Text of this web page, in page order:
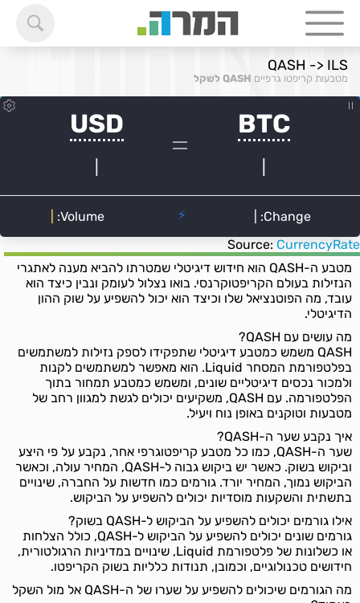
QASH -> ILS
מטבעות קריפטו גרפיים QASH לשקל
Source: CurrencyRate
מטבע ה-QASH הוא חידוש דיגיטלי שמטרתו להביא מענה לאתגרי
הנזילות בעולם הקריפטוקרנסי. בואו נצלול לעומק ונבין כיצד הוא
עובד, מה הפוטנציאל שלו וכיצד הוא יכול להשפיע על שוק ההון
הדיגיטלי.
מה עושים עם QASH?
QASH משמש כמטבע דיגיטלי שתפקידו לספק נזילות למשתמשים
בפלטפורמת המסחר Liquid. הוא מאפשר למשתמשים לקנות
ולמכור נכסים דיגיטליים שונים, ומשמש כמטבע תמחור בתוך
הפלטפורמה. עם QASH, משקיעים יכולים לגשת למגוון רחב של
מטבעות וטוקנים באופן נוח ויעיל.
איך נקבע שער ה-QASH?
שער ה-QASH, כמו כל מטבע קריפטוגרפי אחר, נקבע על פי היצע
וביקוש בשוק. כאשר יש ביקוש גבוה ל-QASH, המחיר עולה, וכאשר
הביקוש נמוך, המחיר יורד. גורמים כמו חדשות על החברה, שינויים
בתשתית והשקעות מוסדיות יכולים להשפיע על הביקוש.
אילו גורמים יכולים להשפיע על הביקוש ל-QASH בשוק?
גורמים שונים יכולים להשפיע על הביקוש ל-QASH, כולל הצלחות
או כשלונות של פלטפורמת Liquid, שינויים במדיניות הרגולטורית,
חידושים טכנולוגיים, וכמובן, תנודות כלליות בשוק הקריפטו.
מה הגורמים שיכולים להשפיע על שערו של ה-QASH אל מול השקל